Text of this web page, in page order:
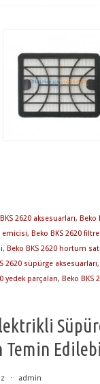
2620 aksesuarları, Beko
emicisi, Beko BKS 2620 filtre
, Beko BKS 2620 hortum
2620 süpürge aksesuarları,
yedek parçaları, Beko BKS
Temin
⋅ admin